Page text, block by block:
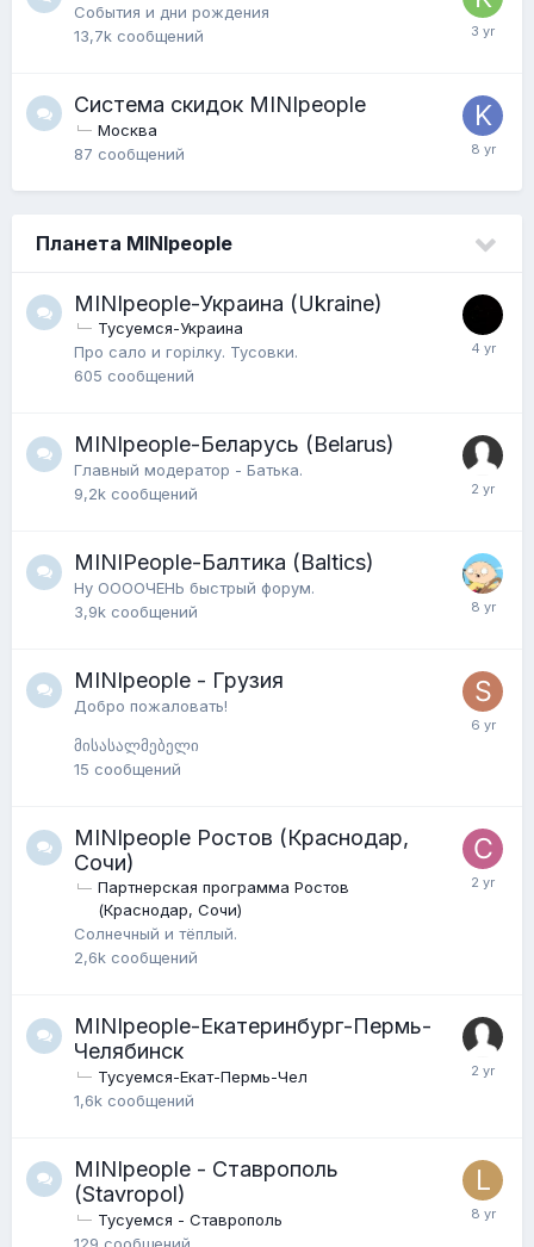
События и дни рождения
13,7k сообщений
Система скидок MINIpeople
Москва
87 сообщений
Планета MINIpeople
MINIpeople-Украина (Ukraine)
Тусуемся-Украина
Про сало и горiлку. Тусовки.
605 сообщений
MINIpeople-Беларусь (Belarus)
Главный модератор - Батька.
9,2k сообщений
MINIPeople-Балтика (Baltics)
Ну ООООЧЕНЬ быстрый форум.
3,9k сообщений
MINIpeople - Грузия
Добро пожаловать!
მისასალმებელი
15 сообщений
MINIpeople Ростов (Краснодар,
Сочи)
Партнерская программа Ростов
(Краснодар, Сочи)
Солнечный и тёплый.
2,6k сообщений
MINIpeople-Екатеринбург-Пермь-
Челябинск
Тусуемся-Екат-Пермь-Чел
1,6k сообщений
MINIpeople - Ставрополь
(Stavropol)
Тусуемся - Ставрополь